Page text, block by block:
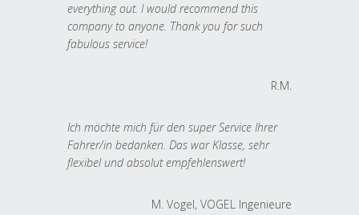
everything out. I would recommend this
company to anyone. Thank you for such
fabulous service!
R.M.
Ich möchte mich für den super Service Ihrer
Fahrer/in bedanken. Das war Klasse, sehr
flexibel und absolut empfehlenswert!
M. Vogel, VOGEL Ingenieure